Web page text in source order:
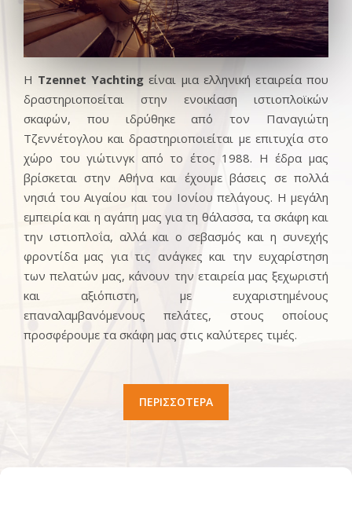
Η Tzennet Yachting είναι μια ελληνική εταιρεία που
δραστηριοποείται στην ενοικίαση ιστιοπλοϊκών
σκαφών, που ιδρύθηκε από τον Παναγιώτη
Τζεννέτογλου και δραστηριοποιείται με επιτυχία στο
χώρο του γιώτινγκ από το έτος 1988. Η έδρα μας
βρίσκεται στην Αθήνα και έχουμε βάσεις σε πολλά
νησιά του Αιγαίου και του Ιονίου πελάγους. Η μεγάλη
εμπειρία και η αγάπη μας για τη θάλασσα, τα σκάφη και
την ιστιοπλοΐα, αλλά και ο σεβασμός και η συνεχής
φροντίδα μας για τις ανάγκες και την ευχαρίστηση
των πελατών μας, κάνουν την εταιρεία μας ξεχωριστή
και αξιόπιστη, με ευχαριστημένους
επαναλαμβανόμενους πελάτες, στους οποίους
προσφέρουμε τα σκάφη μας στις καλύτερες τιμές.
ΠΕΡΙΣΣΟΤΕΡΑ